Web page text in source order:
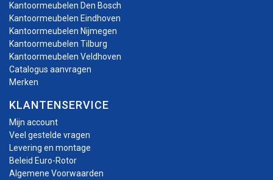
Kantoormeubelen Den Bosch
Kantoormeubelen Eindhoven
Kantoormeubelen Nijmegen
Kantoormeubelen Tilburg
Kantoormeubelen Veldhoven
Catalogus aanvragen
Merken
KLANTENSERVICE
Mijn account
Veel gestelde vragen
Levering en montage
Beleid Euro-Rotor
Algemene Voorwaarden